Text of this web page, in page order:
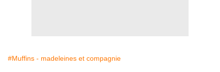
#Muffins - madeleines et compagnie